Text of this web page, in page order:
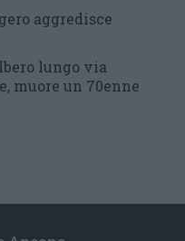
aggredisce
lungo via
muore un 70enne